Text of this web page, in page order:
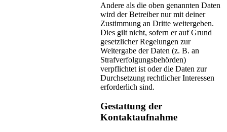
Andere als die oben genannten Daten
wird der Betreiber nur mit deiner
Zustimmung an Dritte weitergeben.
Dies gilt nicht, sofern er auf Grund
gesetzlicher Regelungen zur
Weitergabe der Daten (z. B. an
Strafverfolgungsbehörden)
verpflichtet ist oder die Daten zur
Durchsetzung rechtlicher Interessen
erforderlich sind.
Gestattung der
Kontaktaufnahme